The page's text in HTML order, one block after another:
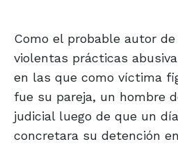
Como el probable autor
violentas prácticas
en las que como víctima
fue su pareja, un hombre
judicial luego de que un
concretara su detención